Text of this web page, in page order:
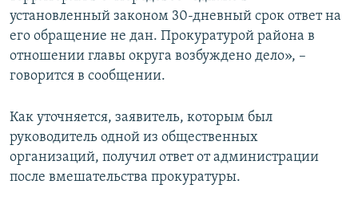
УКРАИНСКАЯ ПРОБЛЕМА КРЫМА
Все сайты RFE/RL
установленный законом 30-дневный срок ответ на
его обращение не дан. Прокуратурой района в
отношении главы округа возбуждено дело», –
говорится в сообщении.
Как уточняется, заявитель, которым был
руководитель одной из общественных
организаций, получил ответ от администрации
после вмешательства прокуратуры.